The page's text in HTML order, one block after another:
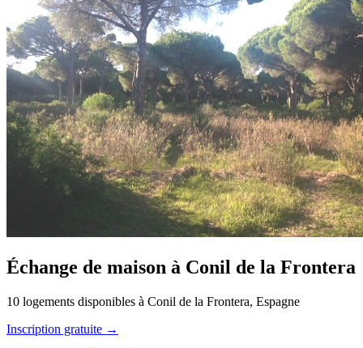
Échange de maison à Conil de la Frontera
10 logements disponibles à Conil de la Frontera, Espagne
Inscription gratuite →